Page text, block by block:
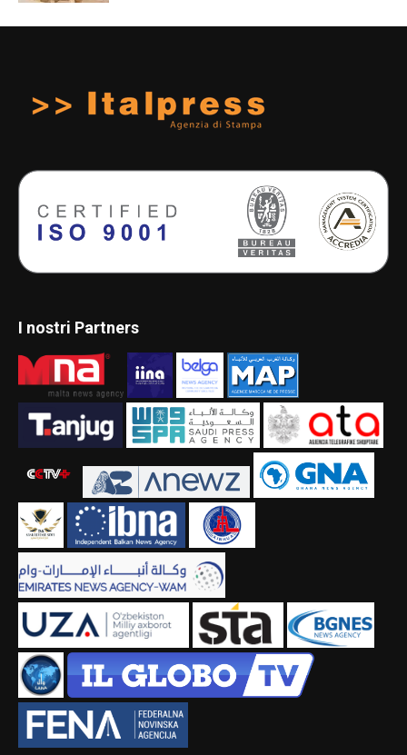
I nostri Partners